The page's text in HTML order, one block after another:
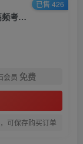
25秋三年级上册语文期中复习1-4单元八大高频考点通关练习
会员 免费
可保存购买订单
已售 426